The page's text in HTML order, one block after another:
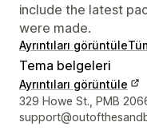
include the latest
were made.
Ayrıntıları görüntüle
Tema belgeleri
Ayrıntıları görüntüle
Tasarımcı iletişim
329 Howe St., PMB